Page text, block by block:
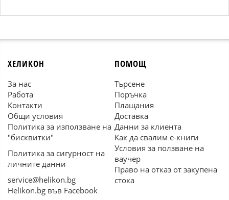
ХЕЛИКОН
За нас
Работа
Контакти
Общи условия
Политика за използване на
"бисквитки"
Политика за сигурност на
личните данни
service@helikon.bg
Helikon.bg във Facebook
ПОМОЩ
Търсене
Поръчка
Плащания
Доставка
Данни за клиента
Как да свалим е-книги
Условия за ползване на
ваучер
Право на отказ от закупена
стока